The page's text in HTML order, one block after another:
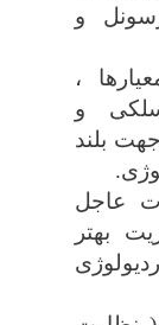
و
،
و
بلند
عاجل
بهتر